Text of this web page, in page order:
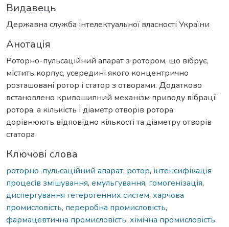
Видавець
Державна служба інтелектуальної власності України
Анотація
Роторно-пульсаційний апарат з ротором, що вібрує,
містить корпус, усередині якого концентрично
розташовані ротор і статор з отворами. Додатково
встановлено кривошипний механізм приводу вібрації
ротора, а кількість і діаметр отворів ротора
дорівнюють відповідно кількості та діаметру отворів
статора
Ключові слова
роторно-пульсаційний апарат, ротор, інтенсифікація
процесів змішування, емульгування, гомогенізація,
диспергування гетерогенних систем, харчова
промисловість, переробна промисловість,
фармацевтична промисловість, хімічна промисловість